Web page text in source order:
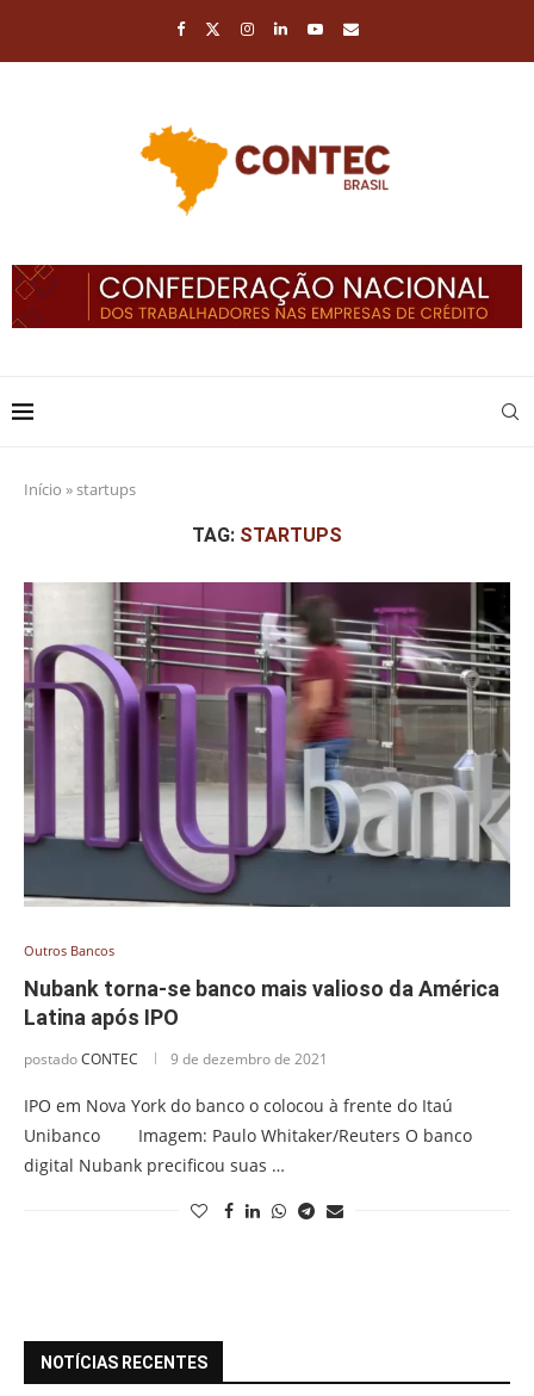
Início »startups
TAG: STARTUPS
Outros Bancos
Nubank torna-se banco mais valioso da América
Latina após IPO
postadoCONTEC 9 de dezembro de 2021
IPO em Nova York do banco o colocou à frente do Itaú
Unibanco Imagem: Paulo Whitaker/Reuters O banco
digital Nubank precificou suas …
NOTÍCIAS RECENTES